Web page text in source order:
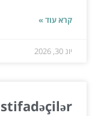
קרא עוד »
יונ 30, 2026